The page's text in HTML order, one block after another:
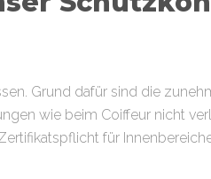
Grund dafür sind die
wie beim Coiffeur nicht
für